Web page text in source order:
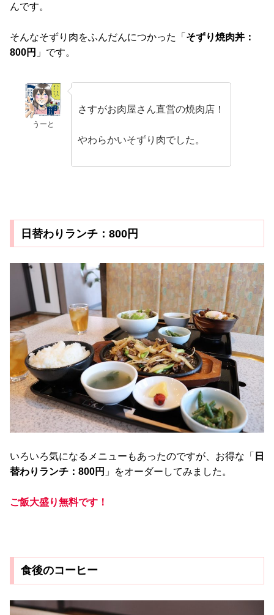
んです。
そんなそずり肉をふんだんにつかった「 そずり焼肉丼：
800円 」です。
うーと
さすがお肉屋さん直営の焼肉店！
やわらかいそずり肉でした。
日替わりランチ：800円
いろいろ気になるメニューもあったのですが、お得な「 日
替わりランチ：800円 」をオーダーしてみました。
ご飯大盛り無料です！
食後のコーヒー